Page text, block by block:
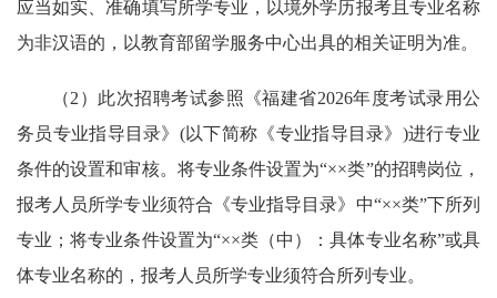
应当如实、准确填写所学专业，以境外学历报考且专业名称
为非汉语的，以教育部留学服务中心出具的相关证明为准。
（2）此次招聘考试参照《福建省2026年度考试录用公
务员专业指导目录》(以下简称《专业指导目录》)进行专业
条件的设置和审核。将专业条件设置为“××类”的招聘岗位，
报考人员所学专业须符合《专业指导目录》中“××类”下所列
专业；将专业条件设置为“××类（中）：具体专业名称”或具
体专业名称的，报考人员所学专业须符合所列专业。